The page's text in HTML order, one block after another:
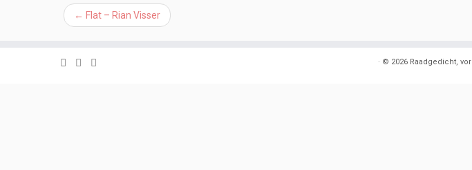
← Flat – Rian Visser
· © 2026 Raadgedicht,